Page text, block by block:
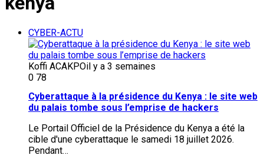
CYBER-ACTU
Koffi ACAKPOil y a 3 semaines
0 78
Cyberattaque à la présidence du Kenya : le site web
du palais tombe sous l’emprise de hackers
Le Portail Officiel de la Présidence du Kenya a été la
cible d'une cyberattaque le samedi 18 juillet 2026.
Pendant…